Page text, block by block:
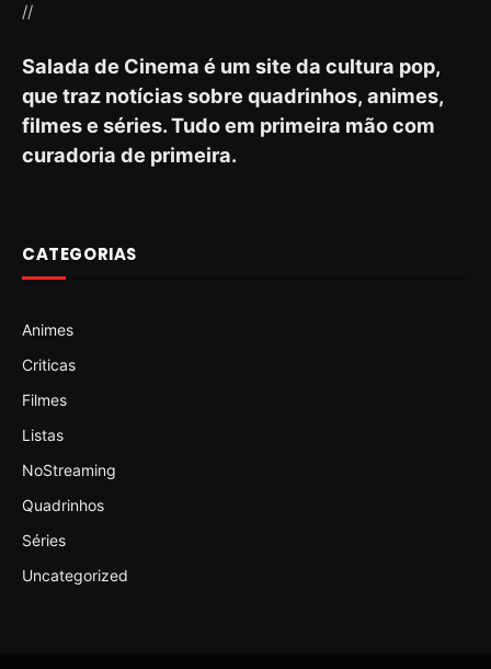
//
Salada de Cinema é um site da cultura pop,
que traz notícias sobre quadrinhos, animes,
filmes e séries. Tudo em primeira mão com
curadoria de primeira.
CATEGORIAS
Animes
Criticas
Filmes
Listas
NoStreaming
Quadrinhos
Séries
Uncategorized